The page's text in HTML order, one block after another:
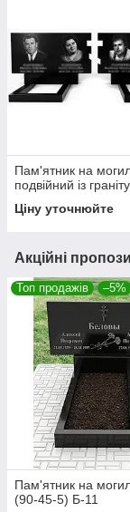
Пам'ятник на
подвійний із
Ціну уточнюйте
Акційні
Топ продажів –5%
Пам'ятник на
(90-45-5) Б-11